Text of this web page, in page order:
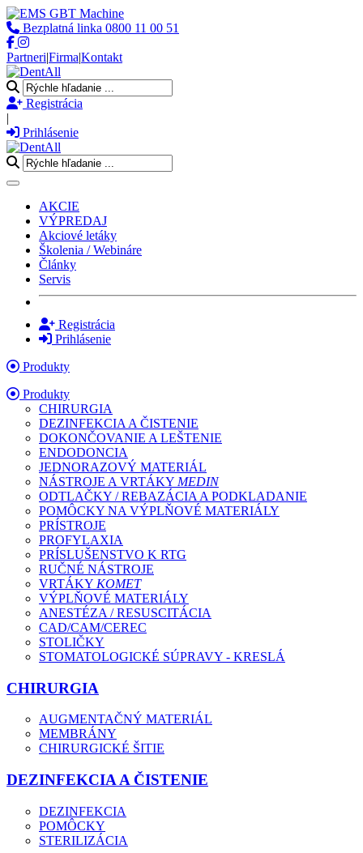
Bezplatná linka 0800 11 00 51
Partneri|Firma|Kontakt
Registrácia
|
Prihlásenie
Toggle navigation
AKCIE
VÝPREDAJ
Akciové letáky
Školenia / Webináre
Články
Servis
Registrácia
Prihlásenie
Produkty
Produkty
CHIRURGIA
DEZINFEKCIA A ČISTENIE
DOKONČOVANIE A LEŠTENIE
ENDODONCIA
JEDNORAZOVÝ MATERIÁL
NÁSTROJE A VRTÁKY MEDIN
ODTLAČKY / REBAZÁCIA A PODKLADANIE
POMÔCKY NA VÝPLŇOVÉ MATERIÁLY
PRÍSTROJE
PROFYLAXIA
PRÍSLUŠENSTVO K RTG
RUČNÉ NÁSTROJE
VRTÁKY KOMET
VÝPLŇOVÉ MATERIÁLY
ANESTÉZA / RESUSCITÁCIA
CAD/CAM/CEREC
STOLIČKY
STOMATOLOGICKÉ SÚPRAVY - KRESLÁ
CHIRURGIA
AUGMENTAČNÝ MATERIÁL
MEMBRÁNY
CHIRURGICKÉ ŠITIE
DEZINFEKCIA A ČISTENIE
DEZINFEKCIA
POMÔCKY
STERILIZÁCIA